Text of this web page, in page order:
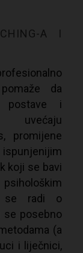
A I
da
postave i
uvećaju
promijene
koji se bavi
se radi o
se posebno
(a
i liječnici,